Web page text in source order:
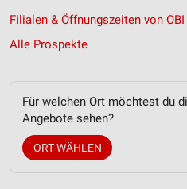
Filialen & Öffnungszeiten von OBI
Alle Prospekte
Für welchen Ort möchtest du
Angebote sehen?
ORT WÄHLEN